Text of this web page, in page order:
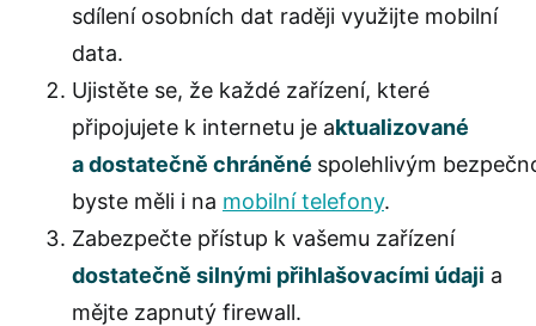
sdílení osobních dat raději využijte mobilní
data.
Ujistěte se, že každé zařízení, které
připojujete k internetu je aktualizované
a dostatečně chráněné spolehlivým
byste měli i na mobilní telefony.
Zabezpečte přístup k vašemu zařízení
dostatečně silnými přihlašovacími údaji a
mějte zapnutý firewall.